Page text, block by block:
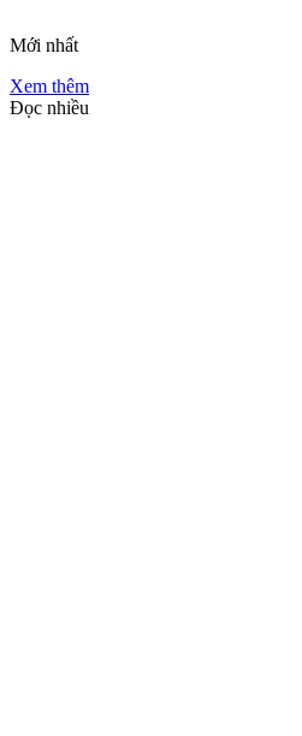
Mới nhất
Xem thêm
Đọc nhiều